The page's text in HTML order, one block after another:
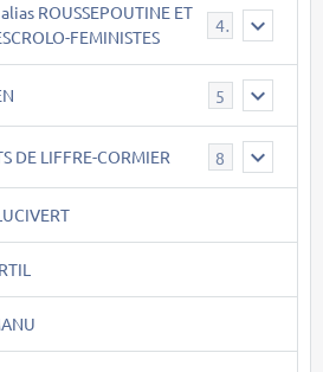
ROUSSEPOUTINE ET
FEMINISTES
40
5
DE LIFFRE-CORMIER 8